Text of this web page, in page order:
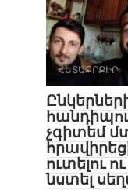
ՀԵՏԱՔՐՔԻՐ
չգիտեմ
ուտելու
նստել